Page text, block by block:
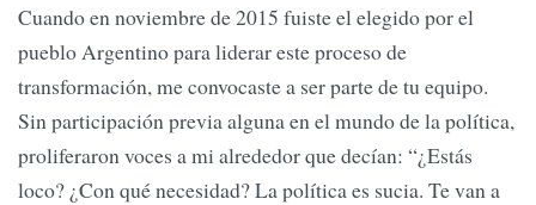
Cuando en noviembre de 2015 fuiste el elegido por el
pueblo Argentino para liderar este proceso de
transformación, me convocaste a ser parte de tu equipo.
Sin participación previa alguna en el mundo de la política,
proliferaron voces a mi alrededor que decían: “¿Estás
loco? ¿Con qué necesidad? La política es sucia. Te van a